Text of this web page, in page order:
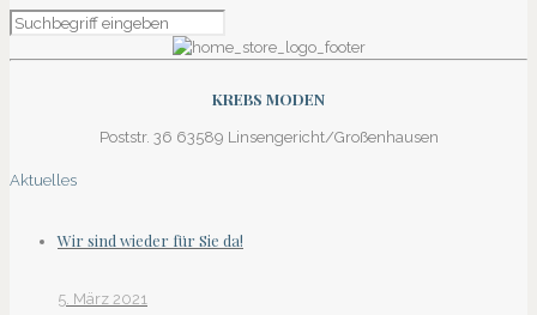
KREBS MODEN
Poststr. 36 63589 Linsengericht/Großenhausen
Aktuelles
Wir sind wieder für Sie da!
5. März 2021